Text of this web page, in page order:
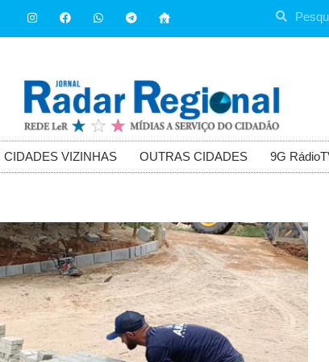
CIDADES VIZINHAS OUTRAS CIDADES 9G